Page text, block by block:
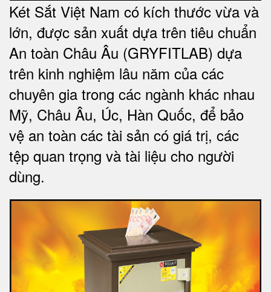
Két Sắt Việt Nam có kích thước vừa và
lớn, được sản xuất dựa trên tiêu chuẩn
An toàn Châu Âu (GRYFITLAB) dựa
trên kinh nghiệm lâu năm của các
chuyên gia trong các ngành khác nhau
Mỹ, Châu Âu, Úc, Hàn Quốc, để bảo
vệ an toàn các tài sản có giá trị, các
tệp quan trọng và tài liệu cho người
dùng.